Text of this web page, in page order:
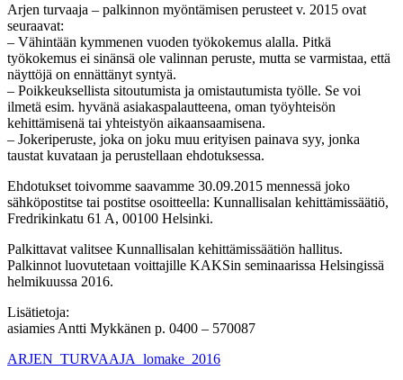
Arjen turvaaja – palkinnon myöntämisen perusteet v. 2015 ovat
seuraavat:
– Vähintään kymmenen vuoden työkokemus alalla. Pitkä
työkokemus ei sinänsä ole valinnan peruste, mutta se varmistaa, että
näyttöjä on ennättänyt syntyä.
– Poikkeuksellista sitoutumista ja omistautumista työlle. Se voi
ilmetä esim. hyvänä asiakaspalautteena, oman työyhteisön
kehittämisenä tai yhteistyön aikaansaamisena.
– Jokeriperuste, joka on joku muu erityisen painava syy, jonka
taustat kuvataan ja perustellaan ehdotuksessa.
Ehdotukset toivomme saavamme 30.09.2015 mennessä joko
sähköpostitse tai postitse osoitteella: Kunnallisalan kehittämissäätiö,
Fredrikinkatu 61 A, 00100 Helsinki.
Palkittavat valitsee Kunnallisalan kehittämissäätiön hallitus.
Palkinnot luovutetaan voittajille KAKSin seminaarissa Helsingissä
helmikuussa 2016.
Lisätietoja:
asiamies Antti Mykkänen p. 0400 – 570087
ARJEN_TURVAAJA_lomake_2016